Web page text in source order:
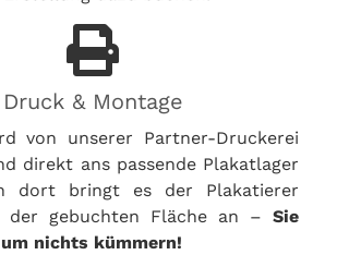
Druck & Montage
von unserer Partner-Druckerei
direkt ans passende Plakatlager
dort bringt es der Plakatierer
der gebuchten Fläche an – Sie
nichts kümmern!